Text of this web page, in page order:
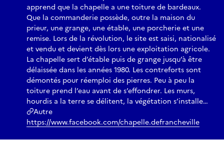
apprend que la chapelle a une toiture de bardeaux.
Que la commanderie possède, outre la maison du
prieur, une grange, une étable, une porcherie et une
remise. Lors de la révolution, le site est saisi, nationalisé
et vendu et devient dès lors une exploitation agricole.
La chapelle sert d’étable puis de grange jusqu’à être
délaissée dans les années 1980. Les contreforts sont
démontés pour réemploi des pierres. Peu à peu la
toiture prend l’eau avant de s’effondrer. Les murs,
hourdis a la terre se délitent, la végétation s’installe…
Autre
https://www.facebook.com/chapelle.defrancheville